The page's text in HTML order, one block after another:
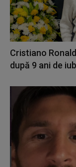
Cristiano
după 9 ani de